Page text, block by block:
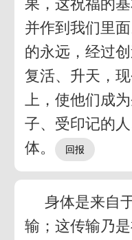
果，这祝福的
并作到我们里
的永远，经过
复活、升天，
上，使他们成
子、受印记的
体。
身体是来自
输；这传输乃